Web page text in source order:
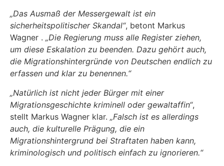
„Das Ausmaß der Messergewalt ist ein
sicherheitspolitischer Skandal“, betont Markus
Wagner . „Die Regierung muss alle Register ziehen,
um diese Eskalation zu beenden. Dazu gehört auch,
die Migrationshintergründe von Deutschen endlich zu
erfassen und klar zu benennen.“
„Natürlich ist nicht jeder Bürger mit einer
Migrationsgeschichte kriminell oder gewaltaffin“,
stellt Markus Wagner klar. „Falsch ist es allerdings
auch, die kulturelle Prägung, die ein
Migrationshintergrund bei Straftaten haben kann,
kriminologisch und politisch einfach zu ignorieren.“